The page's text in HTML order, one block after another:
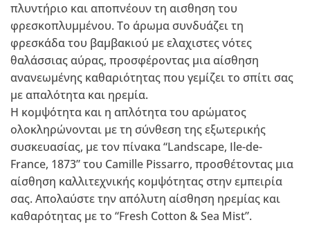
πλυντήριο και αποπνέουν τη αισθηση του
φρεσκοπλυμμένου. Το άρωμα συνδυάζει τη
φρεσκάδα του βαμβακιού με ελαχιστες νότες
θαλάσσιας αύρας, προσφέροντας μια αίσθηση
ανανεωμένης καθαριότητας που γεμίζει το σπίτι σας
με απαλότητα και ηρεμία.
Η κομψότητα και η απλότητα του αρώματος
ολοκληρώνονται με τη σύνθεση της εξωτερικής
συσκευασίας, με τον πίνακα “Landscape, Ile-de-
France, 1873” του Camille Pissarro, προσθέτοντας μια
αίσθηση καλλιτεχνικής κομψότητας στην εμπειρία
σας. Απολαύστε την απόλυτη αίσθηση ηρεμίας και
καθαρότητας με το “Fresh Cotton & Sea Mist”.